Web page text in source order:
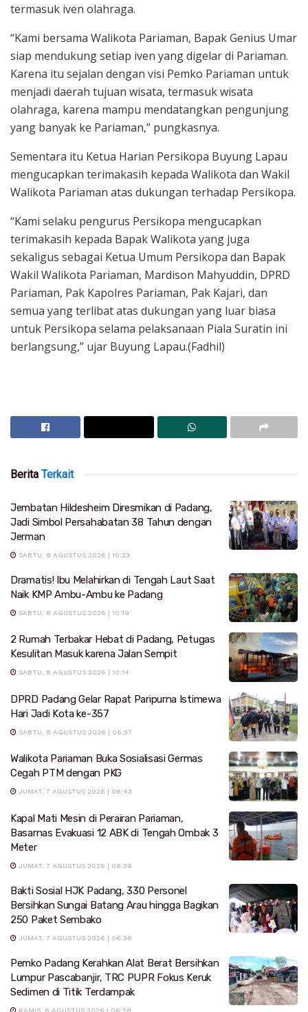
termasuk iven olahraga.
“Kami bersama Walikota Pariaman, Bapak Genius Umar
siap mendukung setiap iven yang digelar di Pariaman.
Karena itu sejalan dengan visi Pemko Pariaman untuk
menjadi daerah tujuan wisata, termasuk wisata
olahraga, karena mampu mendatangkan pengunjung
yang banyak ke Pariaman,” pungkasnya.
Sementara itu Ketua Harian Persikopa Buyung Lapau
mengucapkan terimakasih kepada Walikota dan Wakil
Walikota Pariaman atas dukungan terhadap Persikopa.
“Kami selaku pengurus Persikopa mengucapkan
terimakasih kepada Bapak Walikota yang juga
sekaligus sebagai Ketua Umum Persikopa dan Bapak
Wakil Walikota Pariaman, Mardison Mahyuddin, DPRD
Pariaman, Pak Kapolres Pariaman, Pak Kajari, dan
semua yang terlibat atas dukungan yang luar biasa
untuk Persikopa selama pelaksanaan Piala Suratin ini
berlangsung,” ujar Buyung Lapau.(Fadhil)
Berita Terkait
Jembatan Hildesheim Diresmikan di Padang,
Jadi Simbol Persahabatan 38 Tahun dengan
Jerman
SABTU, 8 AGUSTUS 2026 | 10:23
Dramatis! Ibu Melahirkan di Tengah Laut Saat
Naik KMP Ambu-Ambu ke Padang
SABTU, 8 AGUSTUS 2026 | 10:19
2 Rumah Terbakar Hebat di Padang, Petugas
Kesulitan Masuk karena Jalan Sempit
SABTU, 8 AGUSTUS 2026 | 10:14
DPRD Padang Gelar Rapat Paripurna Istimewa
Hari Jadi Kota ke-357
SABTU, 8 AGUSTUS 2026 | 06:37
Walikota Pariaman Buka Sosialisasi Germas
Cegah PTM dengan PKG
JUMAT, 7 AGUSTUS 2026 | 06:43
Kapal Mati Mesin di Perairan Pariaman,
Basarnas Evakuasi 12 ABK di Tengah Ombak 3
Meter
JUMAT, 7 AGUSTUS 2026 | 06:39
Bakti Sosial HJK Padang, 330 Personel
Bersihkan Sungai Batang Arau hingga Bagikan
250 Paket Sembako
JUMAT, 7 AGUSTUS 2026 | 06:38
Pemko Padang Kerahkan Alat Berat Bersihkan
Lumpur Pascabanjir, TRC PUPR Fokus Keruk
Sedimen di Titik Terdampak
KAMIS, 6 AGUSTUS 2026 | 06:28